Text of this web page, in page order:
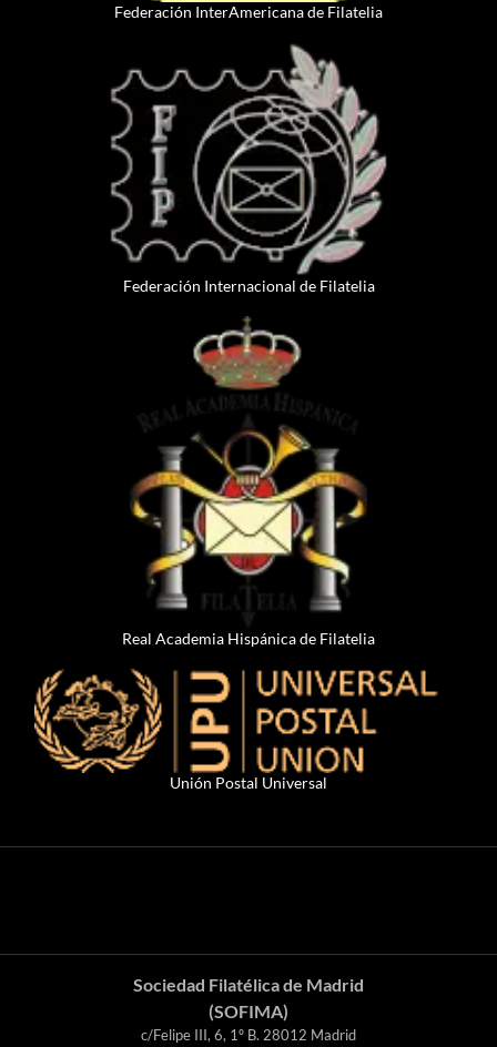
Federación InterAmericana de Filatelia
Federación Internacional de Filatelia
Real Academia Hispánica de Filatelia
Unión Postal Universal
Sociedad Filatélica de Madrid
(SOFIMA)
c/Felipe III, 6, 1º B. 28012 Madrid